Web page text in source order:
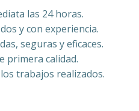
las 24 horas.
y con experiencia.
seguras y eficaces.
primera calidad.
trabajos realizados.